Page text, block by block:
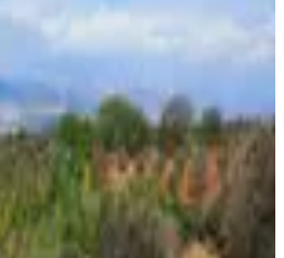
19.06.2026
5.400.000 ₺
NİYAZİ KILIÇSALLAYAN